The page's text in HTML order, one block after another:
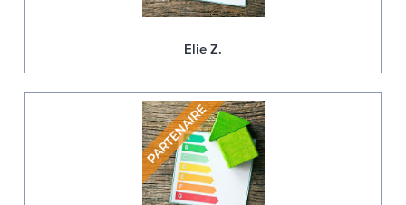
Elie Z.